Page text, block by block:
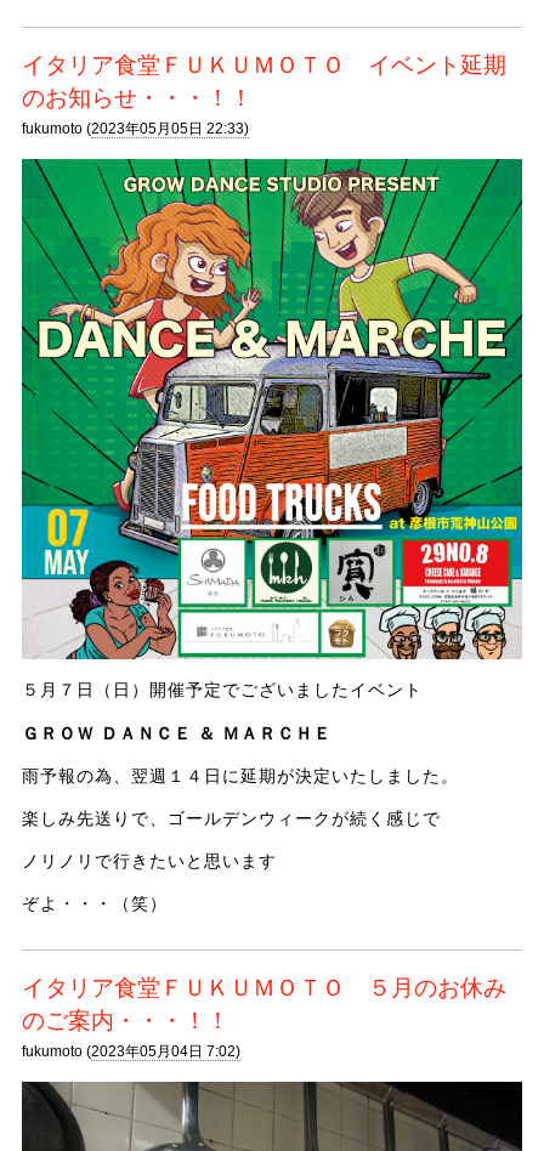
イタリア食堂ＦＵＫＵＭＯＴＯ イベント延期
のお知らせ・・・！！
fukumoto (2023年05月05日 22:33)
５月７日（日）開催予定でございましたイベント
ＧＲＯＷ ＤＡＮＣＥ ＆ ＭＡＲＣＨＥ
雨予報の為、翌週１４日に延期が決定いたしました。
楽しみ先送りで、ゴールデンウィークが続く感じで
ノリノリで行きたいと思います
ぞよ・・・（笑）
イタリア食堂ＦＵＫＵＭＯＴＯ ５月のお休み
のご案内・・・！！
fukumoto (2023年05月04日 7:02)